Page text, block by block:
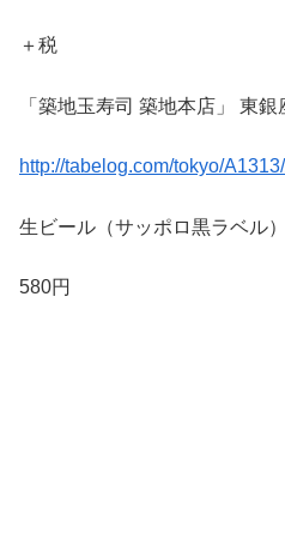
＋税
「築地玉寿司 築地本店」 東銀
http://tabelog.com/tokyo/
生ビール（サッポロ黒ラベル）
580円